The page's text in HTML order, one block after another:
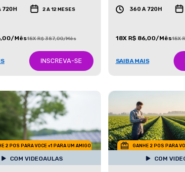
720H 2 A 12 MESES
Mês18X R$ 387,00/Mês
INSCREVA-SE
360 A 720H
18X R$ 86,00/Mês18X
SAIBA MAIS
2 POS PARA VOCE +1 PARA UM AMIGO
COM VIDEOAULAS
GANHE 2 POS PARA
COM